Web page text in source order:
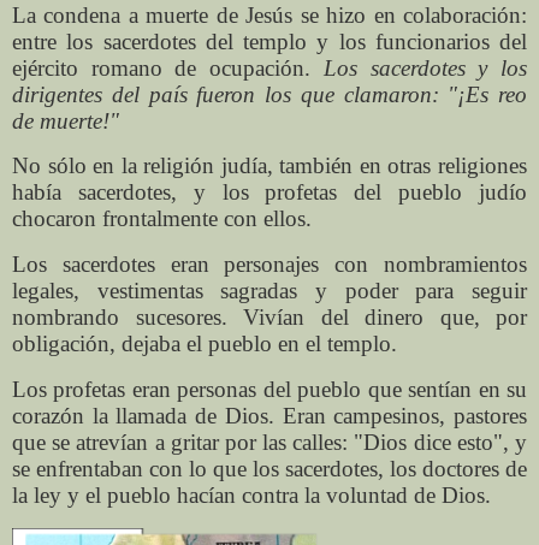
La condena a muerte de Jesús se hizo en colaboración:
entre los sacerdotes del templo y los funcionarios del
ejército romano de ocupación. Los sacerdotes y los
dirigentes del país fueron los que clamaron: "¡Es reo
de muerte!"
No sólo en la religión judía, también en otras religiones
había sacerdotes, y los profetas del pueblo judío
chocaron frontalmente con ellos.
Los sacerdotes eran personajes con nombramientos
legales, vestimentas sagradas y poder para seguir
nombrando sucesores. Vivían del dinero que, por
obligación, dejaba el pueblo en el templo.
Los profetas eran personas del pueblo que sentían en su
corazón la llamada de Dios. Eran campesinos, pastores
que se atrevían a gritar por las calles: "Dios dice esto", y
se enfrentaban con lo que los sacerdotes, los doctores de
la ley y el pueblo hacían contra la voluntad de Dios.